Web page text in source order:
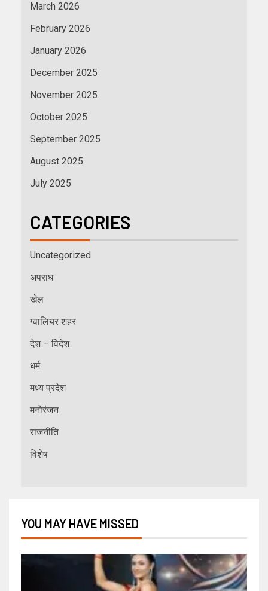
March 2026
February 2026
January 2026
December 2025
November 2025
October 2025
September 2025
August 2025
July 2025
CATEGORIES
Uncategorized
अपराध
खेल
ग्वालियर शहर
देश – विदेश
धर्म
मध्य प्रदेश
मनोरंजन
राजनीति
विशेष
YOU MAY HAVE MISSED